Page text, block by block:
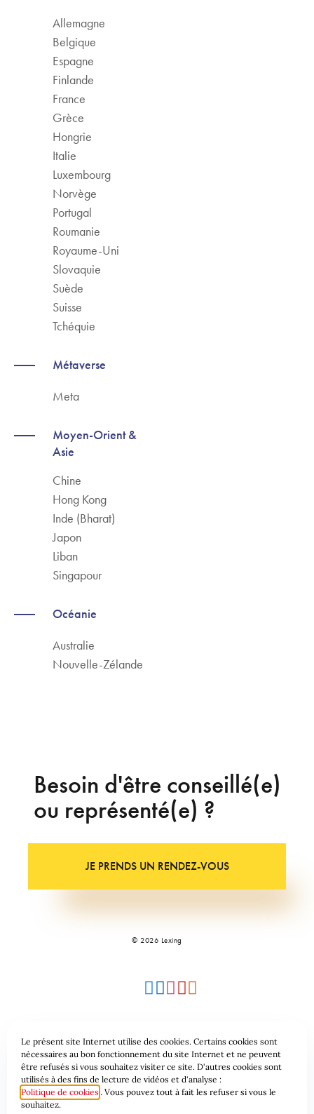
Allemagne
Belgique
Espagne
Finlande
France
Grèce
Hongrie
Italie
Luxembourg
Norvège
Portugal
Roumanie
Royaume-Uni
Slovaquie
Suède
Suisse
Tchéquie
Métaverse
Meta
Moyen-Orient &
Asie
Chine
Hong Kong
Inde (Bharat)
Japon
Liban
Singapour
Océanie
Australie
Nouvelle-Zélande
Besoin d'être conseillé(e)
ou représenté(e) ?
JE PRENDS UN RENDEZ-VOUS
© 2026 Lexing
Plan du site Conditions générales
Protection des données & Cookies
Le présent site Internet utilise des cookies. Certains cookies sont
nécessaires au bon fonctionnement du site Internet et ne peuvent
être refusés si vous souhaitez visiter ce site. D'autres cookies sont
utilisés à des fins de lecture de vidéos et d'analyse :
Politique de cookies . Vous pouvez tout à fait les refuser si vous le
souhaitez.